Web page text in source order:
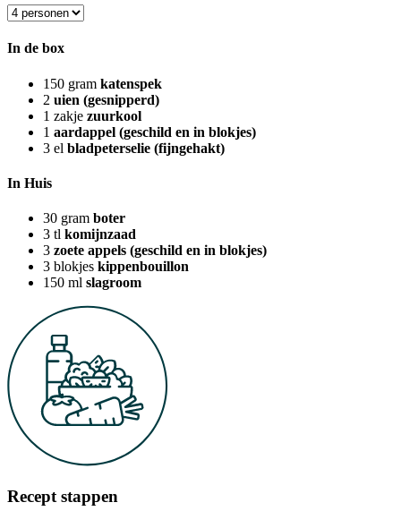
In de box
150 gram katenspek
2 uien (gesnipperd)
1 zakje zuurkool
1 aardappel (geschild en in blokjes)
3 el bladpeterselie (fijngehakt)
In Huis
30 gram boter
3 tl komijnzaad
3 zoete appels (geschild en in blokjes)
3 blokjes kippenbouillon
150 ml slagroom
Recept stappen